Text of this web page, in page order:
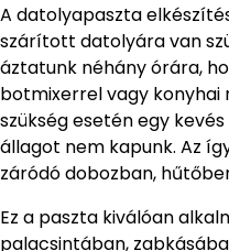
A datolyapaszta
szárított datolyára van
áztatunk néhány órára,
botmixerrel vagy
szükség esetén egy
állagot nem kapunk. Az
záródó dobozban,
Ez a paszta kiválóan
palacsintában,